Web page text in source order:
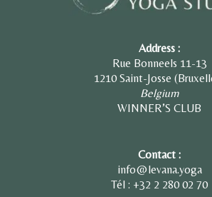
Address :
Rue Bonneels 11-13
1210 Saint-Josse
Belgium
WINNER’S CLUB
Contact :
info@levana.yoga
Tél : +32 2 280 02 70